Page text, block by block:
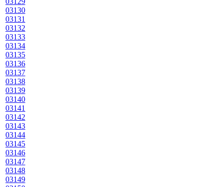
03130
03131
03132
03133
03134
03135
03136
03137
03138
03139
03140
03141
03142
03143
03144
03145
03146
03147
03148
03149